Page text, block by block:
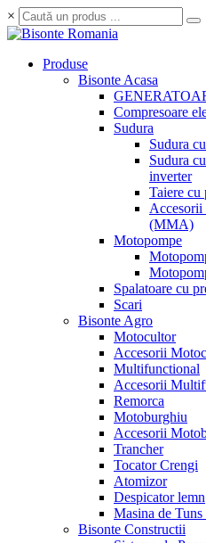
×
Produse
Bisonte Acasa
Compresoare
Sudura
Sudura
Sudura
inverter
Taiere cu
Accesorii
(MMA)
Motopompe
Spalatoare cu
Scari
Bisonte Agro
Motocultor
Accesorii
Multifunctional
Accesorii
Remorca
Motoburghiu
Accesorii
Trancher
Tocator Crengi
Atomizor
Despicator lemn
Masina de Tuns
Bisonte Constructii